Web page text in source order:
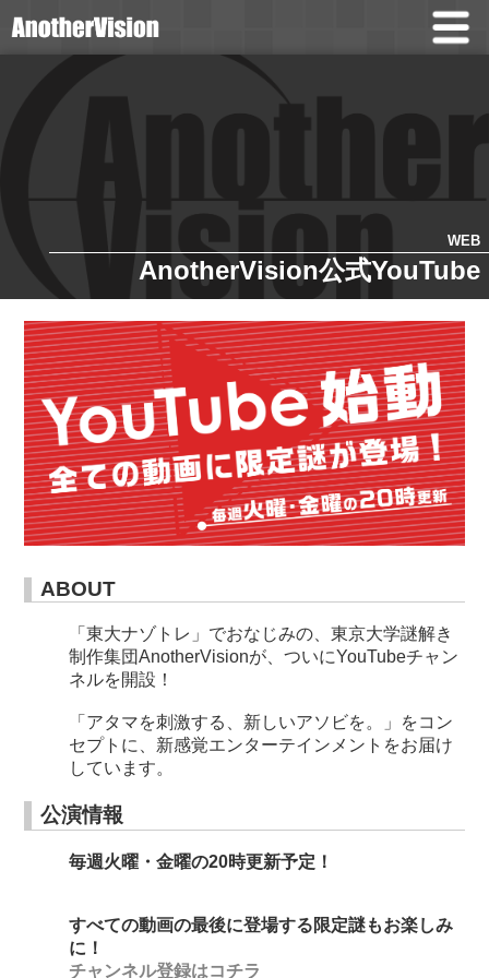
WEB
AnotherVision公式YouTube
ABOUT
「東大ナゾトレ」でおなじみの、東京大学謎解き
制作集団AnotherVisionが、ついにYouTubeチャン
ネルを開設！
「アタマを刺激する、新しいアソビを。」をコン
セプトに、新感覚エンターテインメントをお届け
しています。
公演情報
毎週火曜・金曜の20時更新予定！
すべての動画の最後に登場する限定謎もお楽しみ
に！
チャンネル登録はコチラ